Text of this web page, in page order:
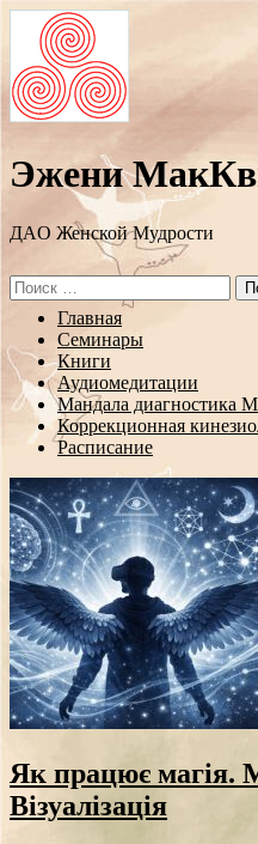
Эжени
ДAO Женской Мудрости
Search
for:
Перейти
содержанию
Главная
Семинары
Книги
Аудиомедитации
Мандала
Коррекционная
Расписание
Як працює магія.
Візуалізація